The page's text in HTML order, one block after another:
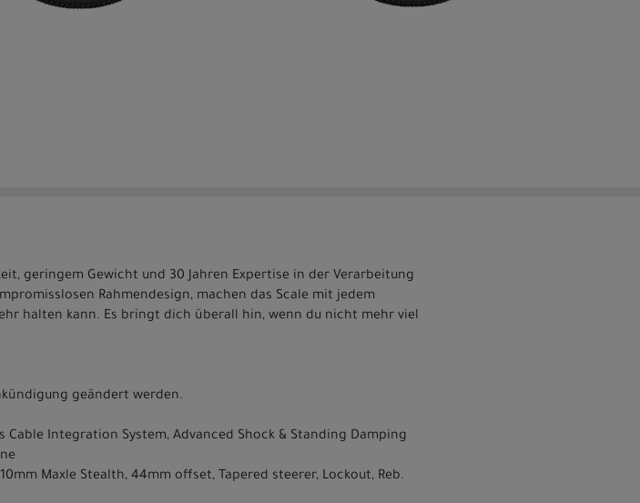
geringem Gewicht und 30 Jahren Expertise in der Verarbeitung
Rahmendesign, machen das Scale mit jedem
halten kann. Es bringt dich überall hin, wenn du nicht mehr viel
geändert werden.
Cable Integration System, Advanced Shock & Standing Damping
Maxle Stealth, 44mm offset, Tapered steerer, Lockout, Reb.